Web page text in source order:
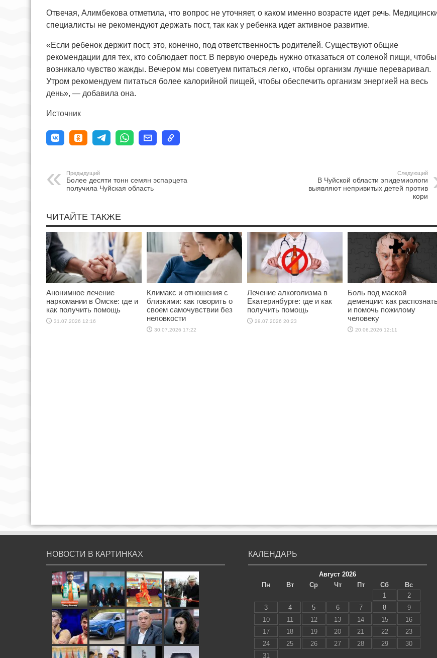
Отвечая, Алимбекова отметила, что вопрос не уточняет, о каком именно возрасте идет речь.
специалисты не рекомендуют держать пост, так как у ребенка идет активное развитие.
«Если ребенок держит пост, это, конечно, под ответственность родителей. Существуют общие
рекомендации для тех, кто соблюдает пост. В первую очередь нужно отказаться от соленой пищи,
возникало чувство жажды. Вечером мы советуем питаться легко, чтобы организм лучше переваривал.
Утром рекомендуем питаться более калорийной пищей, чтобы обеспечить организм энергией на весь
день», — добавила она.
Источник
Предыдущий
Более десяти тонн семян эспарцета
получила Чуйская область
Следующий
В Чуйской области эпидемиологи
выявляют непривитых детей против
кори
ЧИТАЙТЕ ТАКЖЕ
Анонимное лечение
наркомании в Омске: где и
как получить помощь
31.07.2026 12:16
Климакс и отношения с
близкими: как говорить о
своем самочувствии без
неловкости
30.07.2026 17:22
Лечение алкоголизма в
Екатеринбурге: где и как
получить помощь
29.07.2026 20:23
Боль под маской
деменции: как
и помочь пожилому
человеку
20.06.2026 12:11
НОВОСТИ В КАРТИНКАХ КАЛЕНДАРЬ
Август 2026
Пн
Вт Ср Чт Пт Сб
Вс
1
2
3
4 5 6 7 8
9
10
11 12 13 14 15
16
17
18 19 20 21 22
23
24
25 26 27 28 29
30
31